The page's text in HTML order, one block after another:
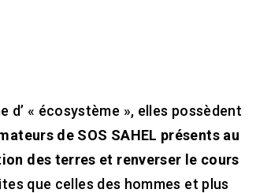
« écosystème », elles possèdent
de SOS SAHEL présents au
des terres et renverser le cours
que celles des hommes et plus